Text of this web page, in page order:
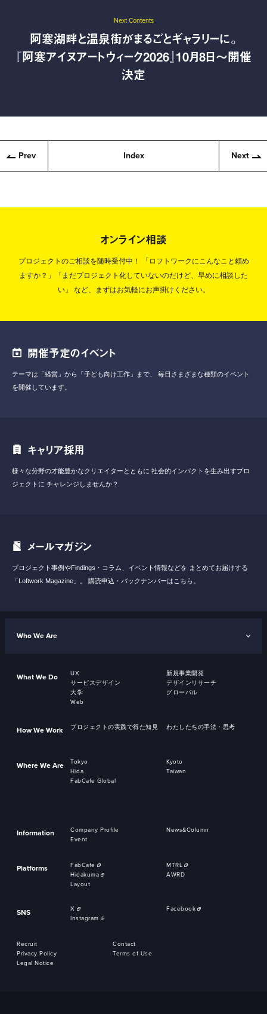
Next Contents
阿寒湖畔と温泉街がまるごとギャラリーに。
『阿寒アイヌアートウィーク2026』10月8日〜開催
決定
Prev Index Next
オンライン相談
プロジェクトのご相談を随時受付中！
「ロフトワークにこんなこと頼め
ますか？」「まだプロジェクト化していないのだけど、早めに相談した
い」
など、まずはお気軽にお声掛けください。
開催予定のイベント
テーマは「経営」から「子ども向け工作」まで、
毎日さまざまな種類のイベント
を開催しています。
キャリア採用
様々な分野の才能豊かなクリエイターとともに 社会的インパクトを生み出すプロ
ジェクトに チャレンジしませんか？
メールマガジン
プロジェクト事例やFindings・コラム、イベント情報などを まとめてお届けする
「Loftwork Magazine」。
購読申込・バックナンバーはこちら。
Who We Are
What We Do UX
新規事業開発
サービスデザイン
デザインリサーチ
大学
グローバル
Web
How We Work プロジェクトの実践で得た知見 わたしたちの手法・思考
Where We Are Tokyo
Kyoto
Hida
Taiwan
FabCafe Global
Information Company Profile
News&Column
Event
Platforms FabCafe
MTRL
Hidakuma
AWRD
Layout
SNS X
Facebook
Instagram
Recruit
Contact
Privacy Policy
Terms of Use
Legal Notice